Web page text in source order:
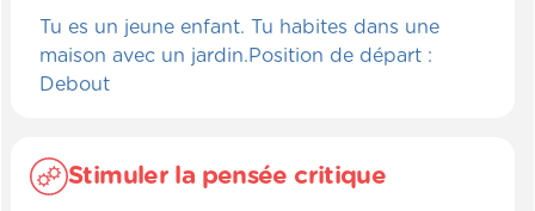
Tu es un jeune enfant. Tu habites dans une
maison avec un jardin.Position de départ :
Debout
Stimuler la pensée critique